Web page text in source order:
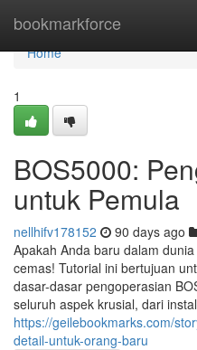
bookmarkforce
Home
Home
1
BOS5000:
untuk Pemula
nellhifv178152 90 days ago
Apakah Anda baru dalam
cemas! Tutorial ini bertujuan
dasar-dasar pengoperasian
seluruh aspek krusial, dari
https://geilebookmarks.com/
detail-untuk-orang-baru